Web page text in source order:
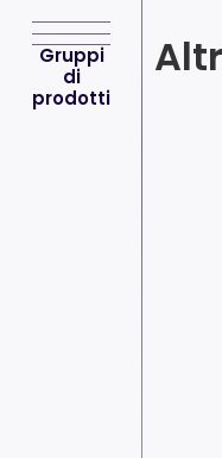
Gruppi
di
prodotti